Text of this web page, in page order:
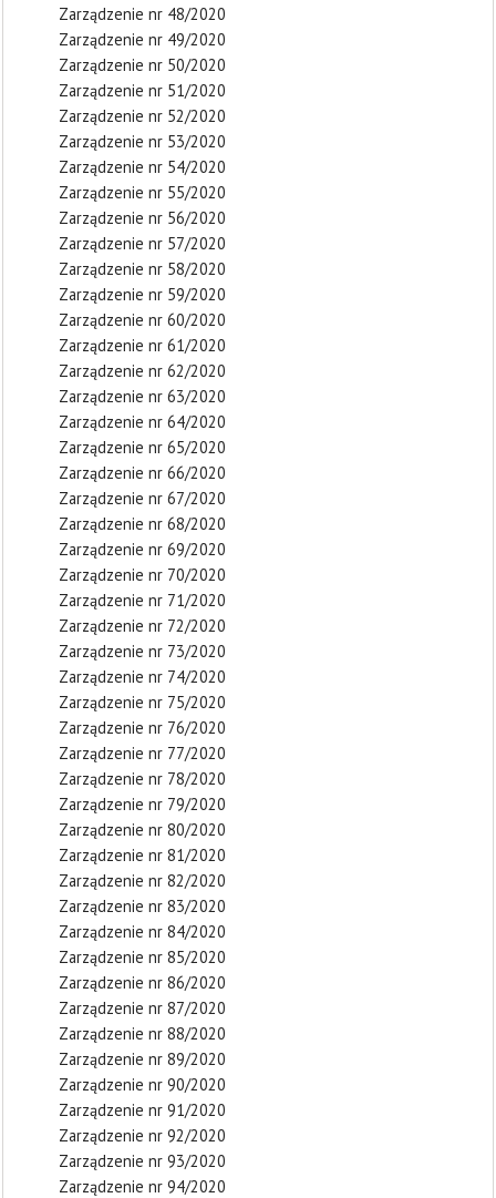
Zarządzenie nr 48/2020
Zarządzenie nr 49/2020
Zarządzenie nr 50/2020
Zarządzenie nr 51/2020
Zarządzenie nr 52/2020
Zarządzenie nr 53/2020
Zarządzenie nr 54/2020
Zarządzenie nr 55/2020
Zarządzenie nr 56/2020
Zarządzenie nr 57/2020
Zarządzenie nr 58/2020
Zarządzenie nr 59/2020
Zarządzenie nr 60/2020
Zarządzenie nr 61/2020
Zarządzenie nr 62/2020
Zarządzenie nr 63/2020
Zarządzenie nr 64/2020
Zarządzenie nr 65/2020
Zarządzenie nr 66/2020
Zarządzenie nr 67/2020
Zarządzenie nr 68/2020
Zarządzenie nr 69/2020
Zarządzenie nr 70/2020
Zarządzenie nr 71/2020
Zarządzenie nr 72/2020
Zarządzenie nr 73/2020
Zarządzenie nr 74/2020
Zarządzenie nr 75/2020
Zarządzenie nr 76/2020
Zarządzenie nr 77/2020
Zarządzenie nr 78/2020
Zarządzenie nr 79/2020
Zarządzenie nr 80/2020
Zarządzenie nr 81/2020
Zarządzenie nr 82/2020
Zarządzenie nr 83/2020
Zarządzenie nr 84/2020
Zarządzenie nr 85/2020
Zarządzenie nr 86/2020
Zarządzenie nr 87/2020
Zarządzenie nr 88/2020
Zarządzenie nr 89/2020
Zarządzenie nr 90/2020
Zarządzenie nr 91/2020
Zarządzenie nr 92/2020
Zarządzenie nr 93/2020
Zarządzenie nr 94/2020